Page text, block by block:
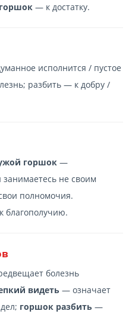
— к достатку.
исполнится / пустое
разбить — к добру /
горшок —
не своим
полномочия.
благополучию.
болезнь
видеть — означает
горшок разбить —